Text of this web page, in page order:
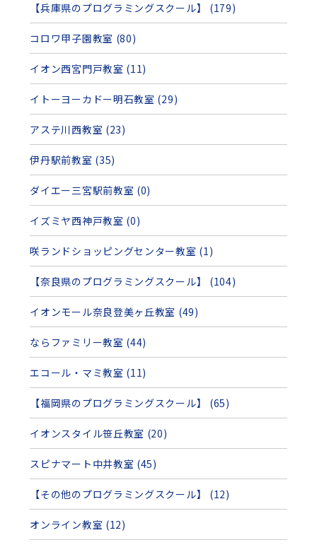
【兵庫県のプログラミングスクール】 (179)
コロワ甲子園教室 (80)
イオン西宮門戸教室 (11)
イトーヨーカドー明石教室 (29)
アステ川西教室 (23)
伊丹駅前教室 (35)
ダイエー三宮駅前教室 (0)
イズミヤ西神戸教室 (0)
咲ランドショッピングセンター教室 (1)
【奈良県のプログラミングスクール】 (104)
イオンモール奈良登美ヶ丘教室 (49)
ならファミリー教室 (44)
エコール・マミ教室 (11)
【福岡県のプログラミングスクール】 (65)
イオンスタイル笹丘教室 (20)
スピナマート中井教室 (45)
【その他のプログラミングスクール】 (12)
オンライン教室 (12)